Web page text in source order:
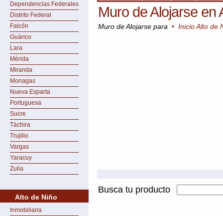
Dependencias Federales
Distrito Federal
Falcón
Guárico
Lara
Mérida
Miranda
Monagas
Nueva Esparta
Portuguesa
Sucre
Táchira
Trujillo
Vargas
Yaracuy
Zulia
Alto de Niño
Inmobiliaria
Muro de Alojarse en
Muro de Alojarse para • Inicio Alto de
Busca tu producto